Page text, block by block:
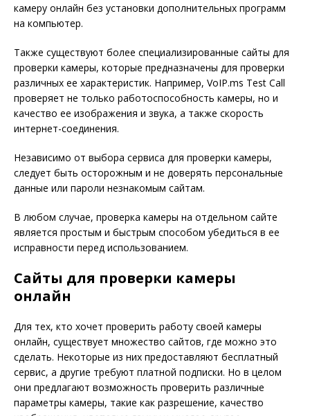
камеру онлайн без установки дополнительных программ
на компьютер.
Также существуют более специализированные сайты для
проверки камеры, которые предназначены для проверки
различных ее характеристик. Например, VoIP.ms Test Call
проверяет не только работоспособность камеры, но и
качество ее изображения и звука, а также скорость
интернет-соединения.
Независимо от выбора сервиса для проверки камеры,
следует быть осторожным и не доверять персональные
данные или пароли незнакомым сайтам.
В любом случае, проверка камеры на отдельном сайте
является простым и быстрым способом убедиться в ее
исправности перед использованием.
Сайты для проверки камеры
онлайн
Для тех, кто хочет проверить работу своей камеры
онлайн, существует множество сайтов, где можно это
сделать. Некоторые из них предоставляют бесплатный
сервис, а другие требуют платной подписки. Но в целом
они предлагают возможность проверить различные
параметры камеры, такие как разрешение, качество